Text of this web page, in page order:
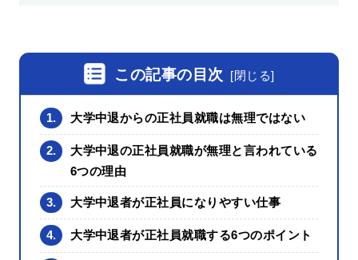
この記事の目次 [閉じる]
1. 大学中退からの正社員就職は無理ではない
2.
大学中退の正社員就職が無理と言われている
6つの理由
3. 大学中退者が正社員になりやすい仕事
4. 大学中退者が正社員就職する6つのポイント